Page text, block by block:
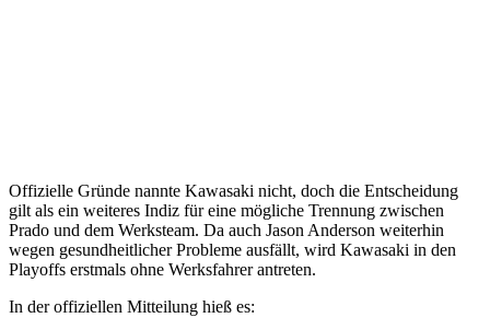
Offizielle Gründe nannte Kawasaki nicht, doch die Entscheidung
gilt als ein weiteres Indiz für eine mögliche Trennung zwischen
Prado und dem Werksteam. Da auch Jason Anderson weiterhin
wegen gesundheitlicher Probleme ausfällt, wird Kawasaki in den
Playoffs erstmals ohne Werksfahrer antreten.
In der offiziellen Mitteilung hieß es: